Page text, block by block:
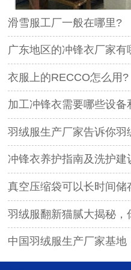
滑雪服工厂一般在哪里?
广东地区的冲锋衣厂家有
衣服上的RECCO怎么用?
加工冲锋衣需要哪些设备
羽绒服生产厂家告诉你羽
冲锋衣养护指南及洗护建
真空压缩袋可以长时间储存
羽绒服翻新猫腻大揭秘，
中国羽绒服生产厂家基地：